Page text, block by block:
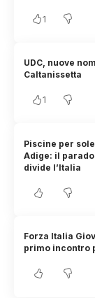
1
UDC, nuove
Caltanissetta
1
Piscine per
Adige: il
divide l’Italia
Forza Italia
primo incontro